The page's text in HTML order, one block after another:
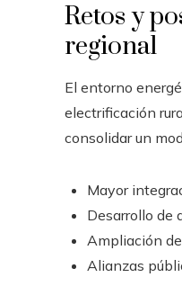
Retos y
regional
El entorno
electrificación
consolidar un
Mayor
Desarrollo de
Ampliación
Alianzas